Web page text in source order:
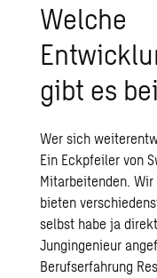
Welche
gibt es
Wer sich
Ein Eckpfeiler von
Mitarbeitenden.
bieten
selbst habe ja
Jungingenieur
Berufserfahrung